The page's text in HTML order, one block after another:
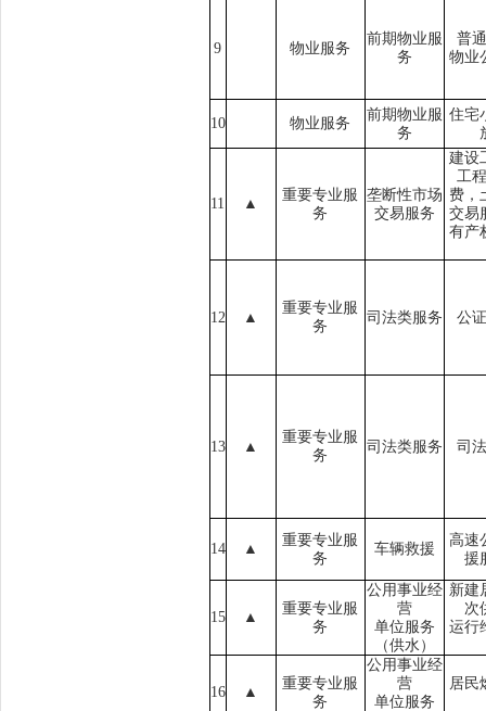
9 物业服务
前期物业服
务
普
物业
10 物业服务
前期物业服
务
住宅
11 ▲
重要专业服
务
垄断性市场
交易服务
建设
工
费，
交易
有产
12 ▲
重要专业服
务
司法类服务 公
13 ▲
重要专业服
务
司法类服务 司
14 ▲
重要专业服
务
车辆救援
高速
援
15 ▲
重要专业服
务
公用事业经
营
单位服务
（供水）
新建
次
运行
16 ▲
重要专业服
务
公用事业经
营
单位服务
居民